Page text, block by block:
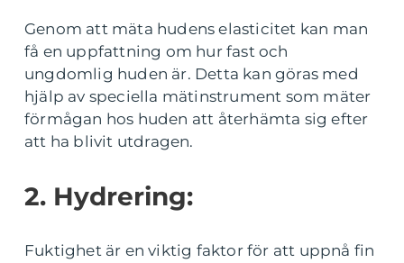
Genom att mäta hudens elasticitet kan man
få en uppfattning om hur fast och
ungdomlig huden är. Detta kan göras med
hjälp av speciella mätinstrument som mäter
förmågan hos huden att återhämta sig efter
att ha blivit utdragen.
2. Hydrering:
Fuktighet är en viktig faktor för att uppnå fin